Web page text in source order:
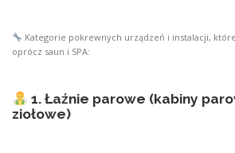
Kategorie pokrewnych urządzeń i instalacji,
oprócz saun i SPA:
1. Łaźnie parowe (kabiny
ziołowe)